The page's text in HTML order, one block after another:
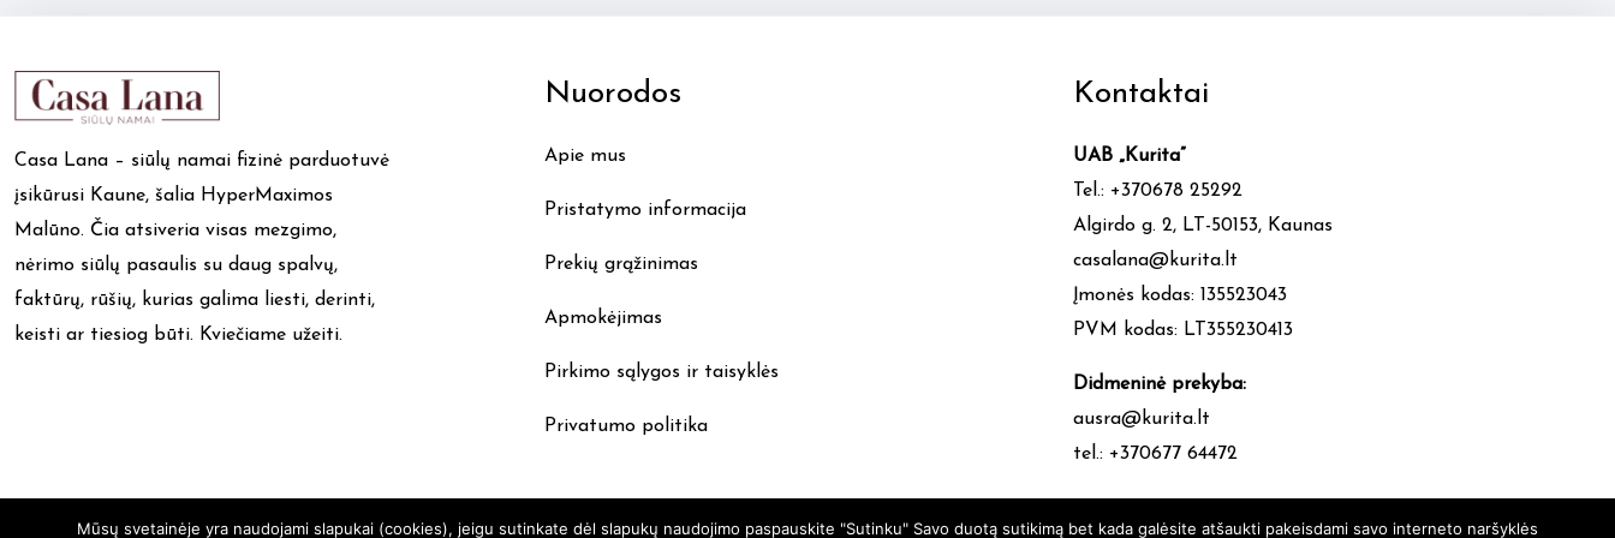
may
product
Casa Lana – siūlų namai fizinė parduotuvė
įsikūrusi Kaune, šalia HyperMaximos
Malūno. Čia atsiveria visas mezgimo,
nėrimo siūlų pasaulis su daug spalvų,
faktūrų, rūšių, kurias galima liesti, derinti,
keisti ar tiesiog būti. Kviečiame užeiti.
Nuorodos
Apie mus
Pristatymo informacija
Prekių grąžinimas
Apmokėjimas
Pirkimo sąlygos ir taisyklės
Privatumo politika
Kontaktai
UAB „Kurita”
Tel.: +370678 25292
Algirdo g. 2, LT-50153, Kaunas
casalana@kurita.lt
Įmonės kodas: 135523043
PVM kodas: LT355230413
Didmeninė prekyba:
ausra@kurita.lt
tel.: +370677 64472
Mūsų svetainėje yra naudojami slapukai (cookies), jeigu sutinkate dėl slapukų naudojimo paspauskite "Sutinku" Savo duotą sutikimą bet kada galėsite atšaukti pakeisdami savo interneto naršyklės